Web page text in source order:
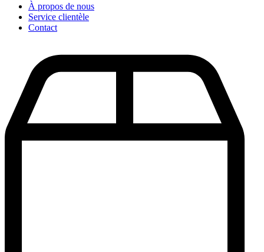
À propos de nous
Service clientèle
Contact